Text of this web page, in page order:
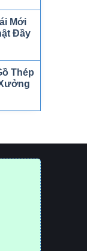
Mới
Đầy
Thép